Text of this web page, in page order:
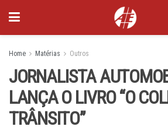
Home Matérias Outros
JORNALISTA
LANÇA O LIVRO “O
TRÂNSITO”